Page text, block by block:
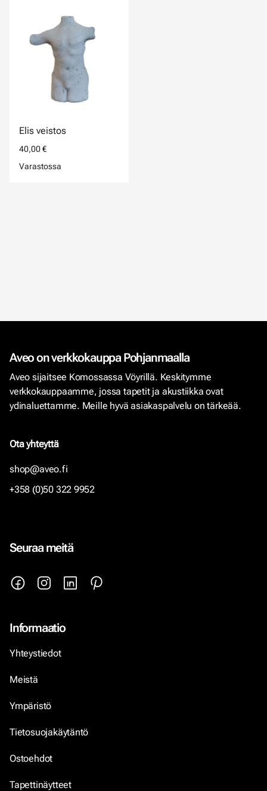
Elis veistos
40,00 €
Varastossa
Aveo on verkkokauppa Pohjanmaalla
Aveo sijaitsee Komossassa Vöyrillä. Keskitymme
verkkokauppaamme, jossa tapetit ja akustiikka ovat
ydinaluettamme. Meille hyvä asiakaspalvelu on tärkeää.
Ota yhteyttä
shop@aveo.fi
+358 (0)50 322 9952
Seuraa meitä
Informaatio
Yhteystiedot
Meistä
Ympäristö
Tietosuojakäytäntö
Ostoehdot
Tapettinäytteet